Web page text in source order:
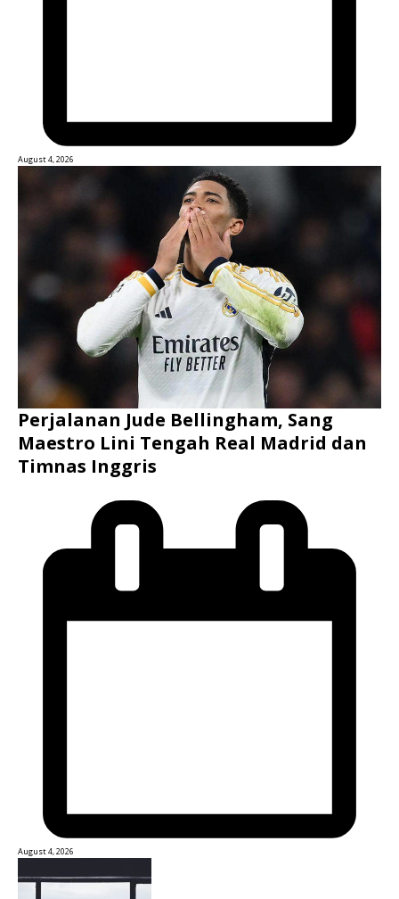
August 4, 2026
Perjalanan Jude Bellingham, Sang
Maestro Lini Tengah Real Madrid dan
Timnas Inggris
August 4, 2026